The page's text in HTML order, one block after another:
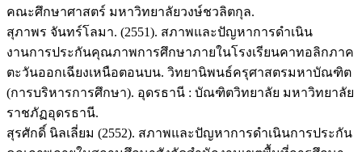
คณะศึกษาศาสตร์ มหาวิทยาลัยวงษ์ชวลิตกุล.
สุภาพร จันทร์โลมา. (2551). สภาพและปัญหาการดำเนิน
งานการประกันคุณภาพการศึกษาภายในโรงเรียนคาทอลิกภาค
ตะวันออกเฉียงเหนือตอนบน. วิทยานิพนธ์ครุศาสตรมหาบัณฑิต
(การบริหารการศึกษา). อุดรธานี : บัณฑิตวิทยาลัย มหาวิทยาลัย
ราชภัฏอุดรธานี.
สุรศักดิ์ นิลเลี่ยม (2552). สภาพและปัญหาการดำเนินการประกัน